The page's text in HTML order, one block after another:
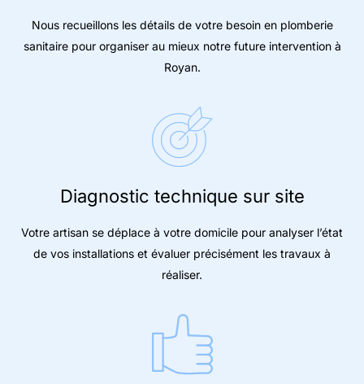
Nous recueillons les détails de votre besoin en plomberie
sanitaire pour organiser au mieux notre future intervention à
Royan.
Diagnostic technique sur site
Votre artisan se déplace à votre domicile pour analyser l’état
de vos installations et évaluer précisément les travaux à
réaliser.